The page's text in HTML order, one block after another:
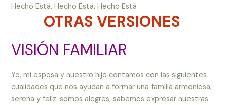
Hecho Está, Hecho Está, Hecho Está
OTRAS VERSIONES
VISIÓN FAMILIAR
Yo, mi esposa y nuestro hijo contamos con las siguientes
cualidades que nos ayudan a formar una familia armoniosa,
serena y feliz: somos alegres, sabemos expresar nuestras